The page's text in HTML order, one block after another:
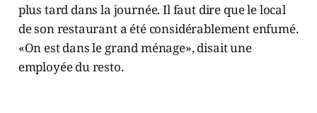
plus tard dans la journée. Il faut dire que le local
de son restaurant a été considérablement enfumé.
«On est dans le grand ménage», disait une
employée du resto.